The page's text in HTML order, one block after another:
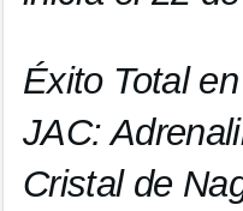
Éxito Total
JAC:
Cristal de